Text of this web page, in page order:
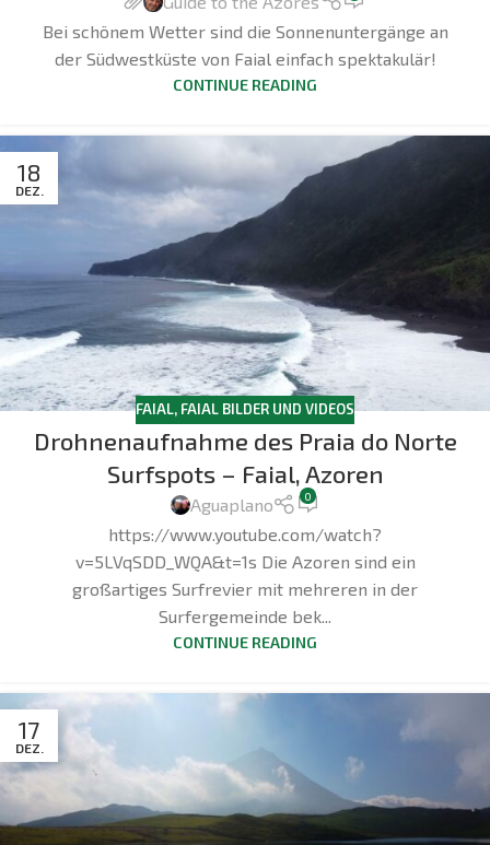
Bei schönem Wetter sind die Sonnenuntergänge an
der Südwestküste von Faial einfach spektakulär!
CONTINUE READING
18
DEZ.
FAIAL, FAIAL BILDER UND VIDEOS
Drohnenaufnahme des Praia do Norte
Surfspots – Faial, Azoren
Aguaplano 0
https://www.youtube.com/watch?
v=5LVqSDD_WQA&t=1s Die Azoren sind ein
großartiges Surfrevier mit mehreren in der
Surfergemeinde bek...
CONTINUE READING
17
DEZ.